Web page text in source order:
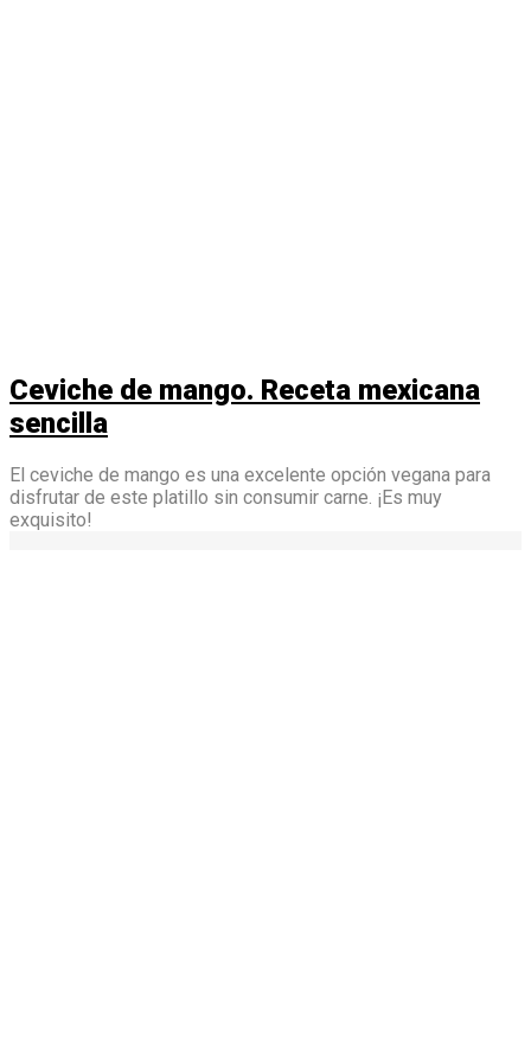
Ceviche de mango. Receta mexicana
sencilla
El ceviche de mango es una excelente opción vegana para
disfrutar de este platillo sin consumir carne. ¡Es muy
exquisito!